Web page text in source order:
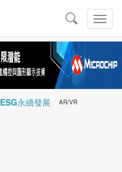
切
換
導
導
航
ESG永續發展 AR/VR